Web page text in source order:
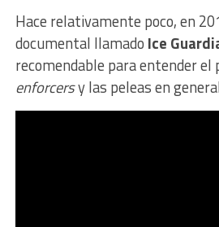
Hace relativamente poco, en
documental llamado Ice
recomendable para entender el
enforcersy las peleas en